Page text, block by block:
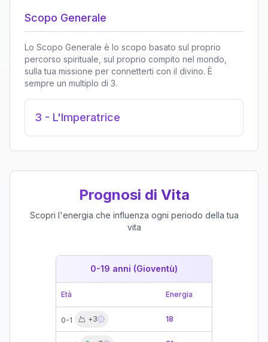
Scopo Generale
Lo Scopo Generale è lo scopo basato sul proprio
percorso spirituale, sul proprio compito nel mondo,
sulla tua missione per connetterti con il divino. È
sempre un multiplo di 3.
3 - L'Imperatrice
Prognosi di Vita
Scopri l'energia che influenza ogni periodo della tua
vita
0-19 anni (Gioventù)
Età Energia
0-1 +3 18